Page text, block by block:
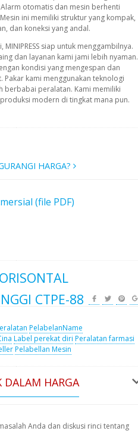
otomatis dan mesin berhenti
ini memiliki struktur yang kompak,
dan koneksi yang andal.
siap untuk menggambilnya.
dan layanan kami jami lebih nyaman.
kondisi yang mengespan dan
Pakar kami menggunakan teknologi
berbabai peralatan. Kami memiliki
modern di tingkat mana pun.
HARGA?
(file PDF)
CTPE-88
PelabelanName
Label perekat diri Peralatan farmasi
Pelabellan Mesin
DALAM HARGA
Anda dan diskusi rinci tentang